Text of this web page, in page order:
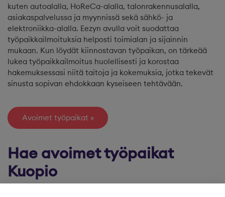
kuten autoalalla, HoReCa-alalla, talonrakennusalalla,
asiakaspalvelussa ja myynnissä sekä sähkö- ja
elektroniikka-alalla. Eezyn avulla voit suodattaa
työpaikkailmoituksia helposti toimialan ja sijainnin
mukaan. Kun löydät kiinnostavan työpaikan, on tärkeää
lukea työpaikkailmoitus huolellisesti ja korostaa
hakemuksessasi niitä taitoja ja kokemuksia, jotka tekevät
sinusta sopivan ehdokkaan kyseiseen tehtävään.
Avoimet työpaikat
Hae avoimet työpaikat
Kuopio